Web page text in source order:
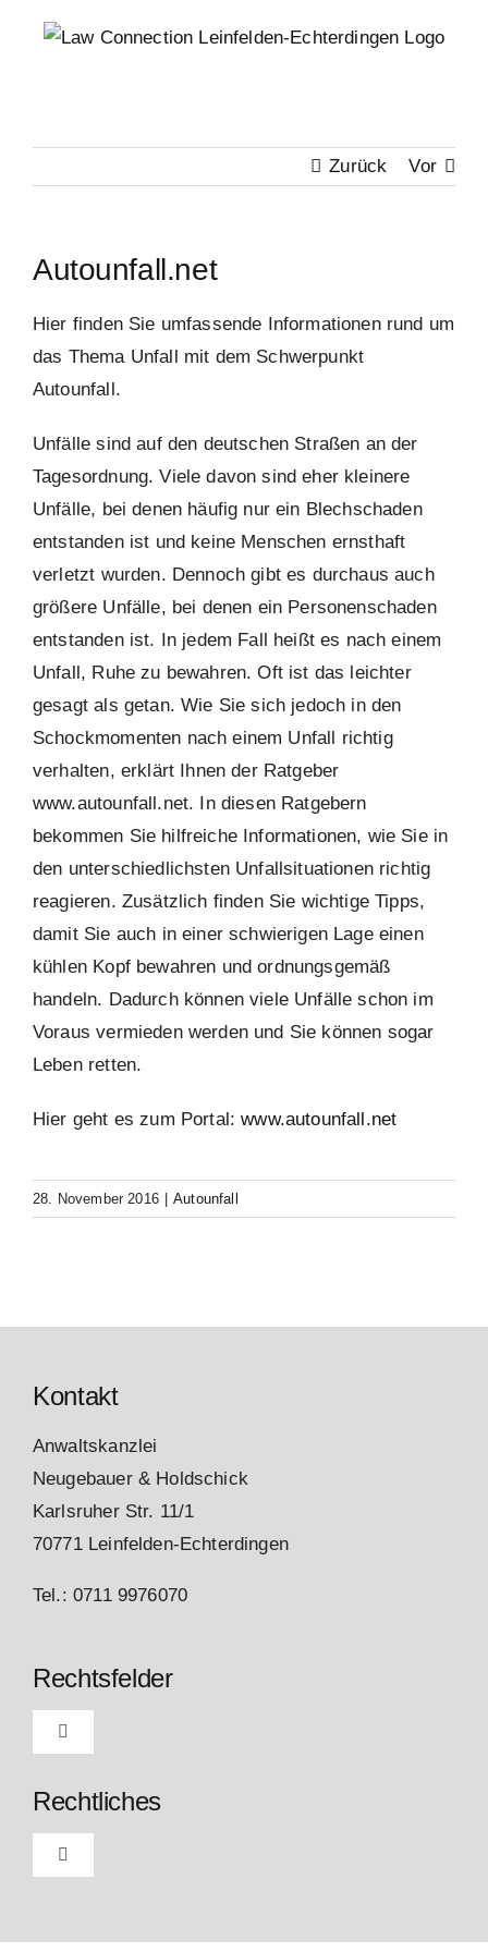
Zurück Vor
Autounfall.net
Hier finden Sie umfassende Informationen rund um
das Thema Unfall mit dem Schwerpunkt
Autounfall.
Unfälle sind auf den deutschen Straßen an der
Tagesordnung. Viele davon sind eher kleinere
Unfälle, bei denen häufig nur ein Blechschaden
entstanden ist und keine Menschen ernsthaft
verletzt wurden. Dennoch gibt es durchaus auch
größere Unfälle, bei denen ein Personenschaden
entstanden ist. In jedem Fall heißt es nach einem
Unfall, Ruhe zu bewahren. Oft ist das leichter
gesagt als getan. Wie Sie sich jedoch in den
Schockmomenten nach einem Unfall richtig
verhalten, erklärt Ihnen der Ratgeber
www.autounfall.net. In diesen Ratgebern
bekommen Sie hilfreiche Informationen, wie Sie in
den unterschiedlichsten Unfallsituationen richtig
reagieren. Zusätzlich finden Sie wichtige Tipps,
damit Sie auch in einer schwierigen Lage einen
kühlen Kopf bewahren und ordnungsgemäß
handeln. Dadurch können viele Unfälle schon im
Voraus vermieden werden und Sie können sogar
Leben retten.
Hier geht es zum Portal:www.autounfall.net
28. November 2016 Autounfall
Kontakt
Anwaltskanzlei
Neugebauer & Holdschick
Karlsruher Str. 11/1
70771 Leinfelden-Echterdingen
Tel.: 0711 9976070
Rechtsfelder
Toggle
Navigation
Aktuell
Arbeits- und Sozialrecht
Rechtliches
Toggle
Navigation